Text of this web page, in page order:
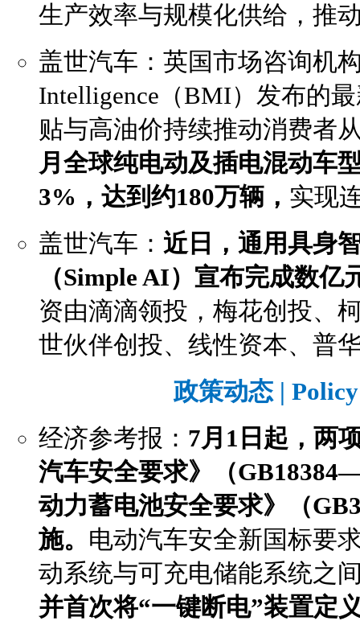
生产效率与规模化供给，推
盖世汽车：英国市场咨询机
Intelligence（BMI）发布的
贴与高油价持续推动消费者
月全球纯电动及插电混动车
3%，达到约180万辆， 实现
盖世汽车： 近日，通用具身
（Simple AI）宣布完成数亿
资由滴滴领投，梅花创投、
世伙伴创投、线性资本、普
政策动态 |
经济参考报： 7月1日起，两
汽车安全要求》（
动力蓄电池安全要求》（
施。 电动汽车安全新国标要
动系统与可充电储能系统之
并首次将“一键断电”装置定